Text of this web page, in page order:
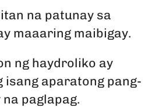
na patunay sa
maaaring maibigay.
ng haydroliko ay
isang aparatong pang-
paglapag.